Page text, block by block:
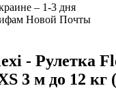
– 1-3 дня
Новой Почты
- Рулетка
3 м до 12 кг